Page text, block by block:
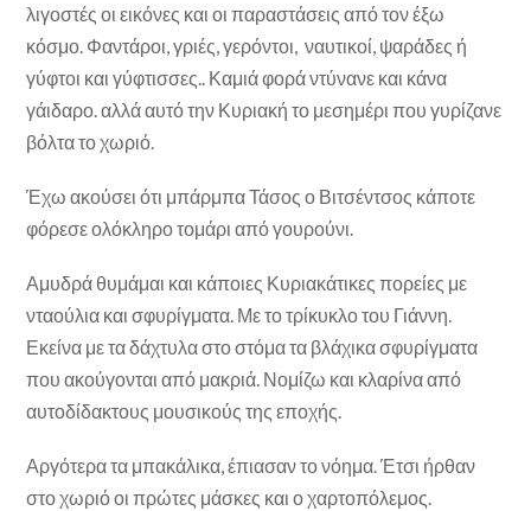
λιγοστές οι εικόνες και οι παραστάσεις από τον έξω
κόσμο. Φαντάροι, γριές, γερόντοι, ναυτικοί, ψαράδες ή
γύφτοι και γύφτισσες.. Καμιά φορά ντύνανε και κάνα
γάιδαρο. αλλά αυτό την Κυριακή το μεσημέρι που γυρίζανε
βόλτα το χωριό.
Έχω ακούσει ότι μπάρμπα Τάσος ο Βιτσέντσος κάποτε
φόρεσε ολόκληρο τομάρι από γουρούνι.
Αμυδρά θυμάμαι και κάποιες Κυριακάτικες πορείες με
νταούλια και σφυρίγματα. Με το τρίκυκλο του Γιάννη.
Εκείνα με τα δάχτυλα στο στόμα τα βλάχικα σφυρίγματα
που ακούγονται από μακριά. Νομίζω και κλαρίνα από
αυτοδίδακτους μουσικούς της εποχής.
Αργότερα τα μπακάλικα, έπιασαν το νόημα. Έτσι ήρθαν
στο χωριό οι πρώτες μάσκες και ο χαρτοπόλεμος.